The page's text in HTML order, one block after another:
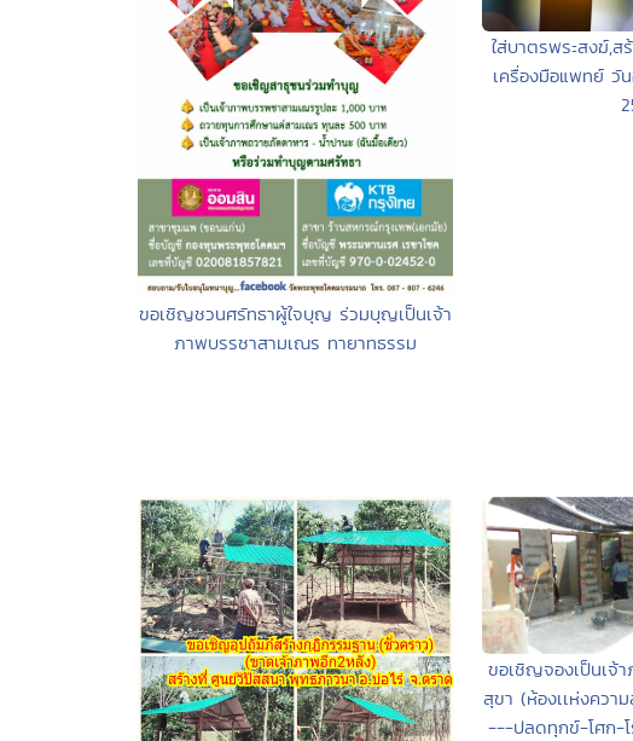
ขอเชิญชวนศรัทธาผู้ใจบุญ ร่วมบุญเป็นเจ้า
ภาพบรรชาสามเณร ทายาทธรรม
ใส่บาตรพระสงฆ์,ส
เครื่องมือแพทย์
ขอเชิญจองเป็นเจ้
สุขา (ห้องเเห่งคว
---ปลดทุกข์-โศก-